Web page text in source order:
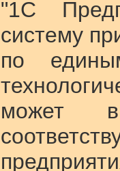
"1С
систему
по
может